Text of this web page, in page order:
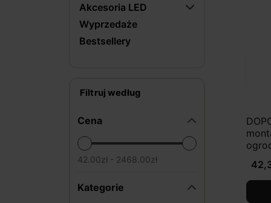
Akcesoria LED
Wyprzedaże
Bestsellery
Filtruj według
Cena
42.00zł - 2468.00zł
Kategorie